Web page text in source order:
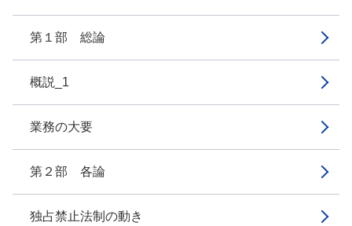
第１部 総論
概説_1
業務の大要
第２部 各論
独占禁止法制の動き